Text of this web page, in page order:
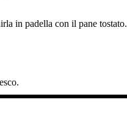
in padella con il pane tostato.